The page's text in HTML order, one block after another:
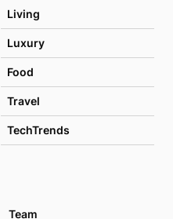
Living
Luxury
Food
Travel
TechTrends
Team